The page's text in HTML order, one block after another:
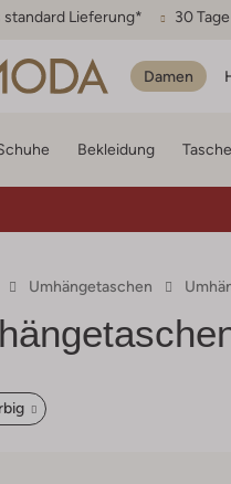
standard Lieferung* 30
Damen
Bekleidung
Umhängetaschen